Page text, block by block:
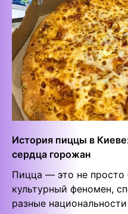
История пиццы в
сердца горожан
Пицца — это не просто
культурный феномен,
разные